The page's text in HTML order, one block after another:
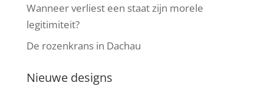
Wanneer verliest een staat zijn morele
legitimiteit?
De rozenkrans in Dachau
Nieuwe designs